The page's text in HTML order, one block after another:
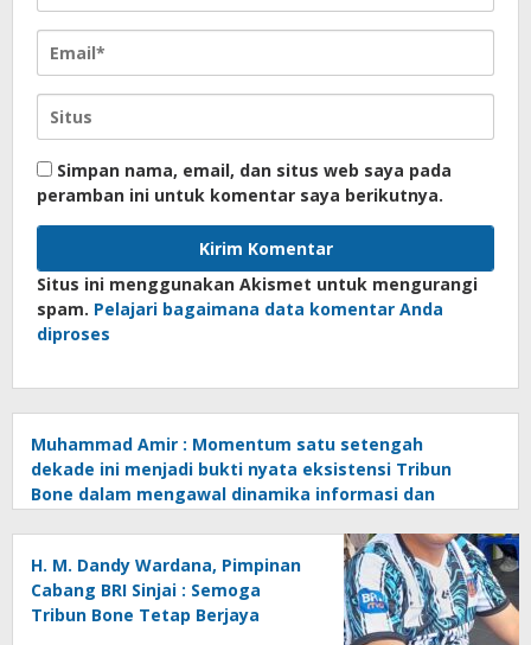
Simpan nama, email, dan situs web saya pada
peramban ini untuk komentar saya berikutnya.
Situs ini menggunakan Akismet untuk mengurangi
spam. Pelajari bagaimana data komentar Anda
diproses
Muhammad Amir : Momentum satu setengah
dekade ini menjadi bukti nyata eksistensi Tribun
Bone dalam mengawal dinamika informasi dan
H. M. Dandy Wardana, Pimpinan
Cabang BRI Sinjai : Semoga
Tribun Bone Tetap Berjaya